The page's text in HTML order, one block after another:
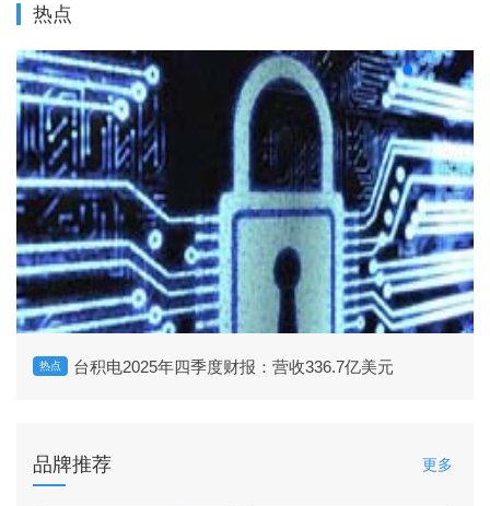
热点
热点 台积电2025年四季度财报：营收336.7亿美元
品牌推荐 更多